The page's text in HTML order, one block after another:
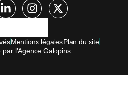
Mentions légalesPlan du site
par l'Agence Galopins